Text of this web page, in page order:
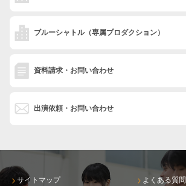
ブルーシャトル（専属プロダクション）
資料請求・お問い合わせ
出演依頼・お問い合わせ
サイトマップ よくある質問